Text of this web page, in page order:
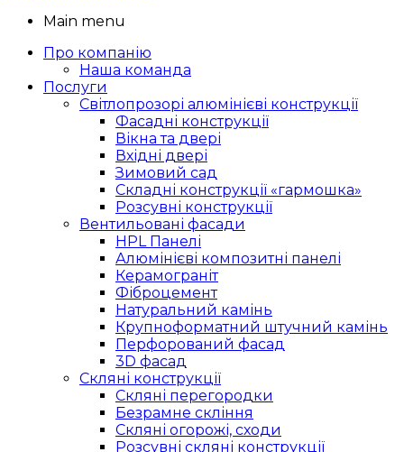
Main menu
Про компанію
Наша команда
Послуги
Світлопрозорі алюмінієві конструкції
Фасадні конструкції
Вікна та двері
Вхідні двері
Зимовий сад
Складні конструкції «гармошка»
Розсувні конструкції
Вентильовані фасади
HPL Панелі
Алюмінієві композитні панелі
Керамограніт
Фіброцемент
Натуральний камінь
Крупноформатний штучний камінь
Перфорований фасад
3D фасад
Скляні конструкції
Скляні перегородки
Безрамне скління
Скляні огорожі, сходи
Розсувні скляні конструкції